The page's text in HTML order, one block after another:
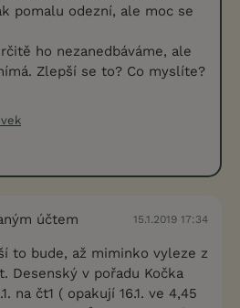
pomalu odezní, ale moc se
ho nezanedbáváme, ale
Zlepší se to? Co myslíte?
účtem 15.1.2019 17:34
to bude, až miminko vyleze z
Desenský v pořadu Kočka
na čt1 ( opakují 16.1. ve 4,45